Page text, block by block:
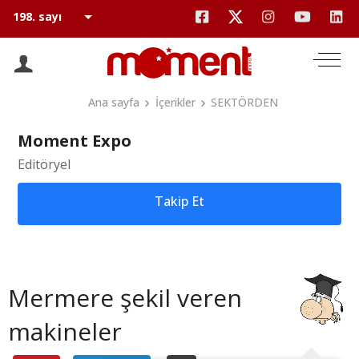
Ana sayfa İçerikler SEKTÖRDEN
Moment Expo
Editöryel
Takip Et
Mermere şekil veren
makineler